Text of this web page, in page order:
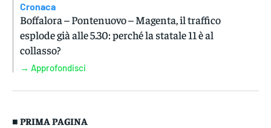
Cronaca
Boffalora – Pontenuovo – Magenta, il traffico
esplode già alle 5.30: perché la statale 11 è al
collasso?
→ Approfondisci
■ PRIMA PAGINA